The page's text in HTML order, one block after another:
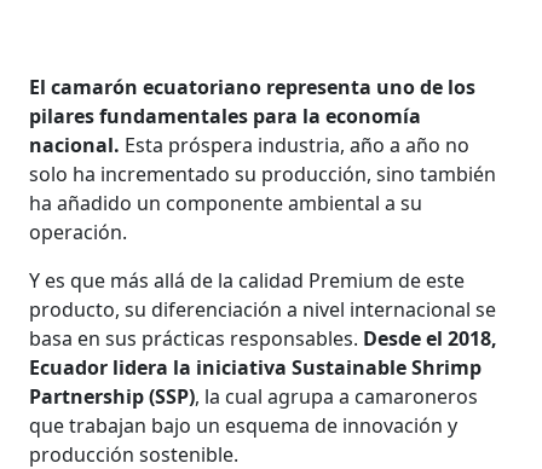
El camarón ecuatoriano representa uno de los
pilares fundamentales para la economía
nacional. Esta próspera industria, año a año no
solo ha incrementado su producción, sino también
ha añadido un componente ambiental a su
operación.
Y es que más allá de la calidad Premium de este
producto, su diferenciación a nivel internacional se
basa en sus prácticas responsables. Desde el 2018,
Ecuador lidera la iniciativa Sustainable Shrimp
Partnership (SSP), la cual agrupa a camaroneros
que trabajan bajo un esquema de innovación y
producción sostenible.